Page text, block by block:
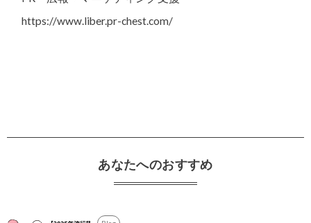
https://www.liber.pr-chest.com/
あなたへのおすすめ